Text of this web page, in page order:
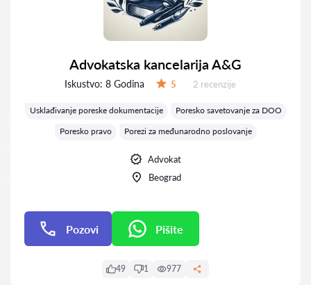
Advokatska kancelarija A&G
Iskustvo: 8 Godina 5 Recenzija:
2 recenzije
Usklađivanje poreske dokumentacije
Poresko savetovanje za DOO
Poresko pravo
Porezi za međunarodno poslovanje
Advokat
Beograd
Pozovi Pišite
49 1 977